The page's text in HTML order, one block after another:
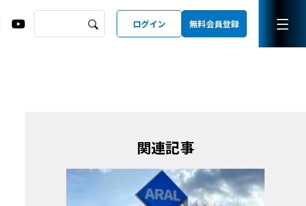
ログイン 無料会員登録
関連記事